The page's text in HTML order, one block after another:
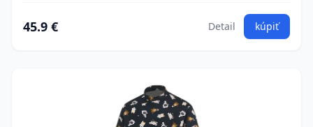
45.9 € Detail kúpiť